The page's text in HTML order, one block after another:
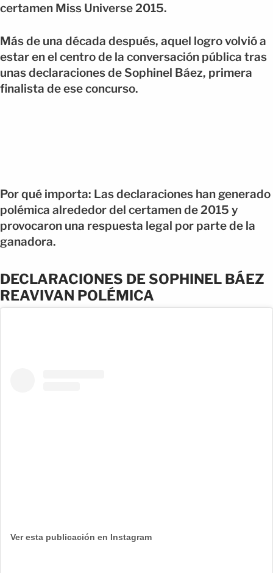
certamen Miss Universe 2015.
Más de una década después, aquel logro volvió a
estar en el centro de la conversación pública tras
unas declaraciones de Sophinel Báez, primera
finalista de ese concurso.
Por qué importa: Las declaraciones han generado
polémica alrededor del certamen de 2015 y
provocaron una respuesta legal por parte de la
ganadora.
DECLARACIONES DE SOPHINEL BÁEZ
REAVIVAN POLÉMICA
Ver esta publicación en Instagram